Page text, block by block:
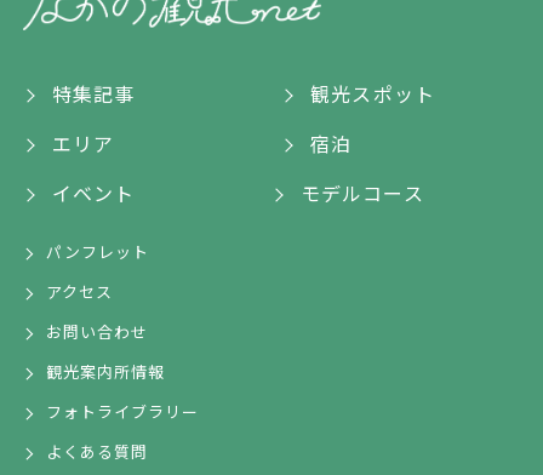
特集記事
観光スポット
エリア
宿泊
イベント
モデルコース
パンフレット
アクセス
お問い合わせ
観光案内所情報
フォトライブラリー
よくある質問